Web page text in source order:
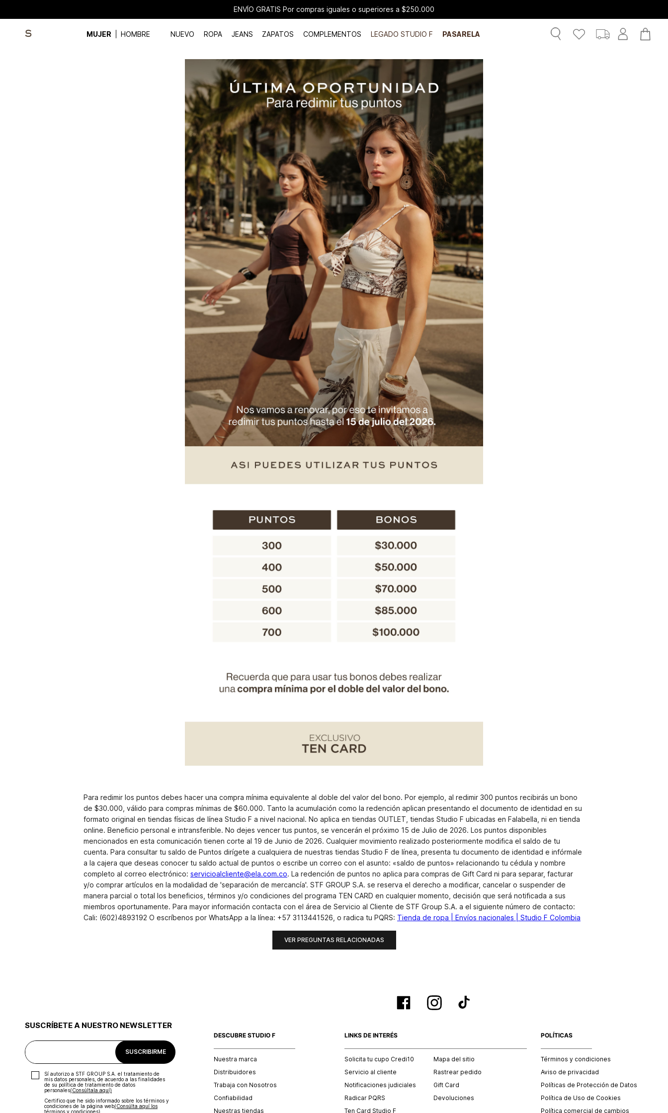
ENVÍO GRATIS Por compras iguales o superiores a $250.000
MUJER HOMBRE NUEVO ROPA JEANS ZAPATOS COMPLEMENTOS LEGADO STUDIO F PASARELA
Para redimir los puntos debes hacer una compra mínima equivalente al doble del valor del bono. Por ejemplo, al redimir 300 puntos recibirás un bono
de $30.000, válido para compras mínimas de $60.000. Tanto la acumulación como la redención aplican presentando el documento de identidad en su
formato original en tiendas físicas de línea Studio F a nivel nacional. No aplica en tiendas OUTLET, tiendas Studio F ubicadas en Falabella, ni en tienda
online. Beneficio personal e intransferible. No dejes vencer tus puntos, se vencerán el próximo 15 de Julio de 2026. Los puntos disponibles
mencionados en esta comunicación tienen corte al 19 de Junio de 2026. Cualquier movimiento realizado posteriormente modifica el saldo de tu
cuenta. Para consultar tu saldo de Puntos dirígete a cualquiera de nuestras tiendas Studio F de línea, presenta tu documento de identidad e infórmale
a la cajera que deseas conocer tu saldo actual de puntos o escribe un correo con el asunto: «saldo de puntos» relacionando tu cédula y nombre
completo al correo electrónico: servicioalcliente@ela.com.co. La redención de puntos no aplica para compras de Gift Card ni para separar, facturar
y/o comprar artículos en la modalidad de 'separación de mercancía'. STF GROUP S.A. se reserva el derecho a modificar, cancelar o suspender de
manera parcial o total los beneficios, términos y/o condiciones del programa TEN CARD en cualquier momento, decisión que será notificada a sus
miembros oportunamente. Para mayor información contacta con el área de Servicio al Cliente de STF Group S.A. a el siguiente número de contacto:
Cali: (602)4893192 O escríbenos por WhatsApp a la línea: +57 3113441526, o radica tu PQRS: Tienda de ropa | Envíos nacionales | Studio F Colombia
VER PREGUNTAS RELACIONADAS
SUSCRÍBETE A NUESTRO NEWSLETTER
SUSCRIBIRME
Sí autorizo a STF GROUP S.A. el tratamiento de
mis datos personales, de acuerdo a las finalidades
de su política de tratamiento de datos
personales‎(Consúltala aquí)
Certifico que he sido informado sobre los términos y
condiciones de la página web‎(Consúlta aquí los
términos y condiciones)
DESCUBRE STUDIO F
Nuestra marca
Distribuidores
Trabaja con Nosotros
Confiabilidad
Nuestras tiendas
LINKS DE INTERÉS
Solicita tu cupo Credi10
Servicio al cliente
Notificaciones judiciales
Radicar PQRS
Ten Card Studio F
Mapa del sitio
Rastrear pedido
Gift Card
Devoluciones
POLÍTICAS
Términos y condiciones
Aviso de privacidad
Políticas de Protección de Datos
Política de Uso de Cookies
Política comercial de cambios